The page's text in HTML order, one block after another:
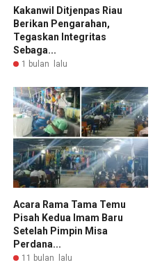
Kakanwil Ditjenpas Riau
Berikan Pengarahan,
Tegaskan Integritas
Sebaga...
1 bulan lalu
Acara Rama Tama Temu
Pisah Kedua Imam Baru
Setelah Pimpin Misa
Perdana...
11 bulan lalu